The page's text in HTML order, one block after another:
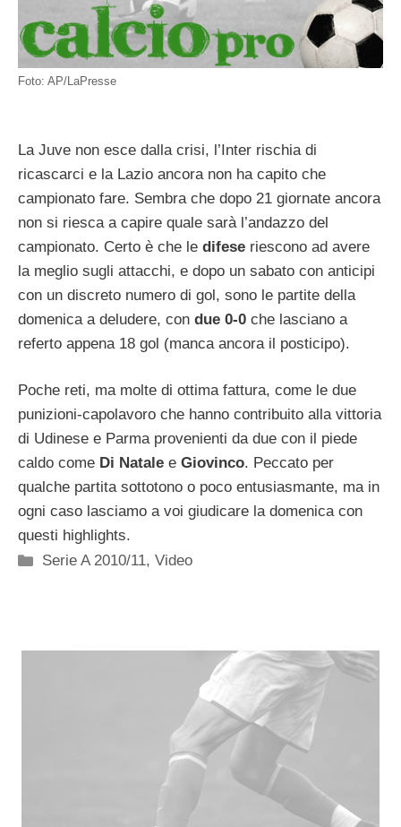
Foto: AP/LaPresse
La Juve non esce dalla crisi, l’Inter rischia di
ricascarci e la Lazio ancora non ha capito che
campionato fare. Sembra che dopo 21 giornate ancora
non si riesca a capire quale sarà l’andazzo del
campionato. Certo è che le difese riescono ad avere
la meglio sugli attacchi, e dopo un sabato con anticipi
con un discreto numero di gol, sono le partite della
domenica a deludere, con due 0-0 che lasciano a
referto appena 18 gol (manca ancora il posticipo).
Poche reti, ma molte di ottima fattura, come le due
punizioni-capolavoro che hanno contribuito alla vittoria
di Udinese e Parma provenienti da due con il piede
caldo come Di Natale e Giovinco. Peccato per
qualche partita sottotono o poco entusiasmante, ma in
ogni caso lasciamo a voi giudicare la domenica con
questi highlights.
Categorie
Serie A 2010/11,Video